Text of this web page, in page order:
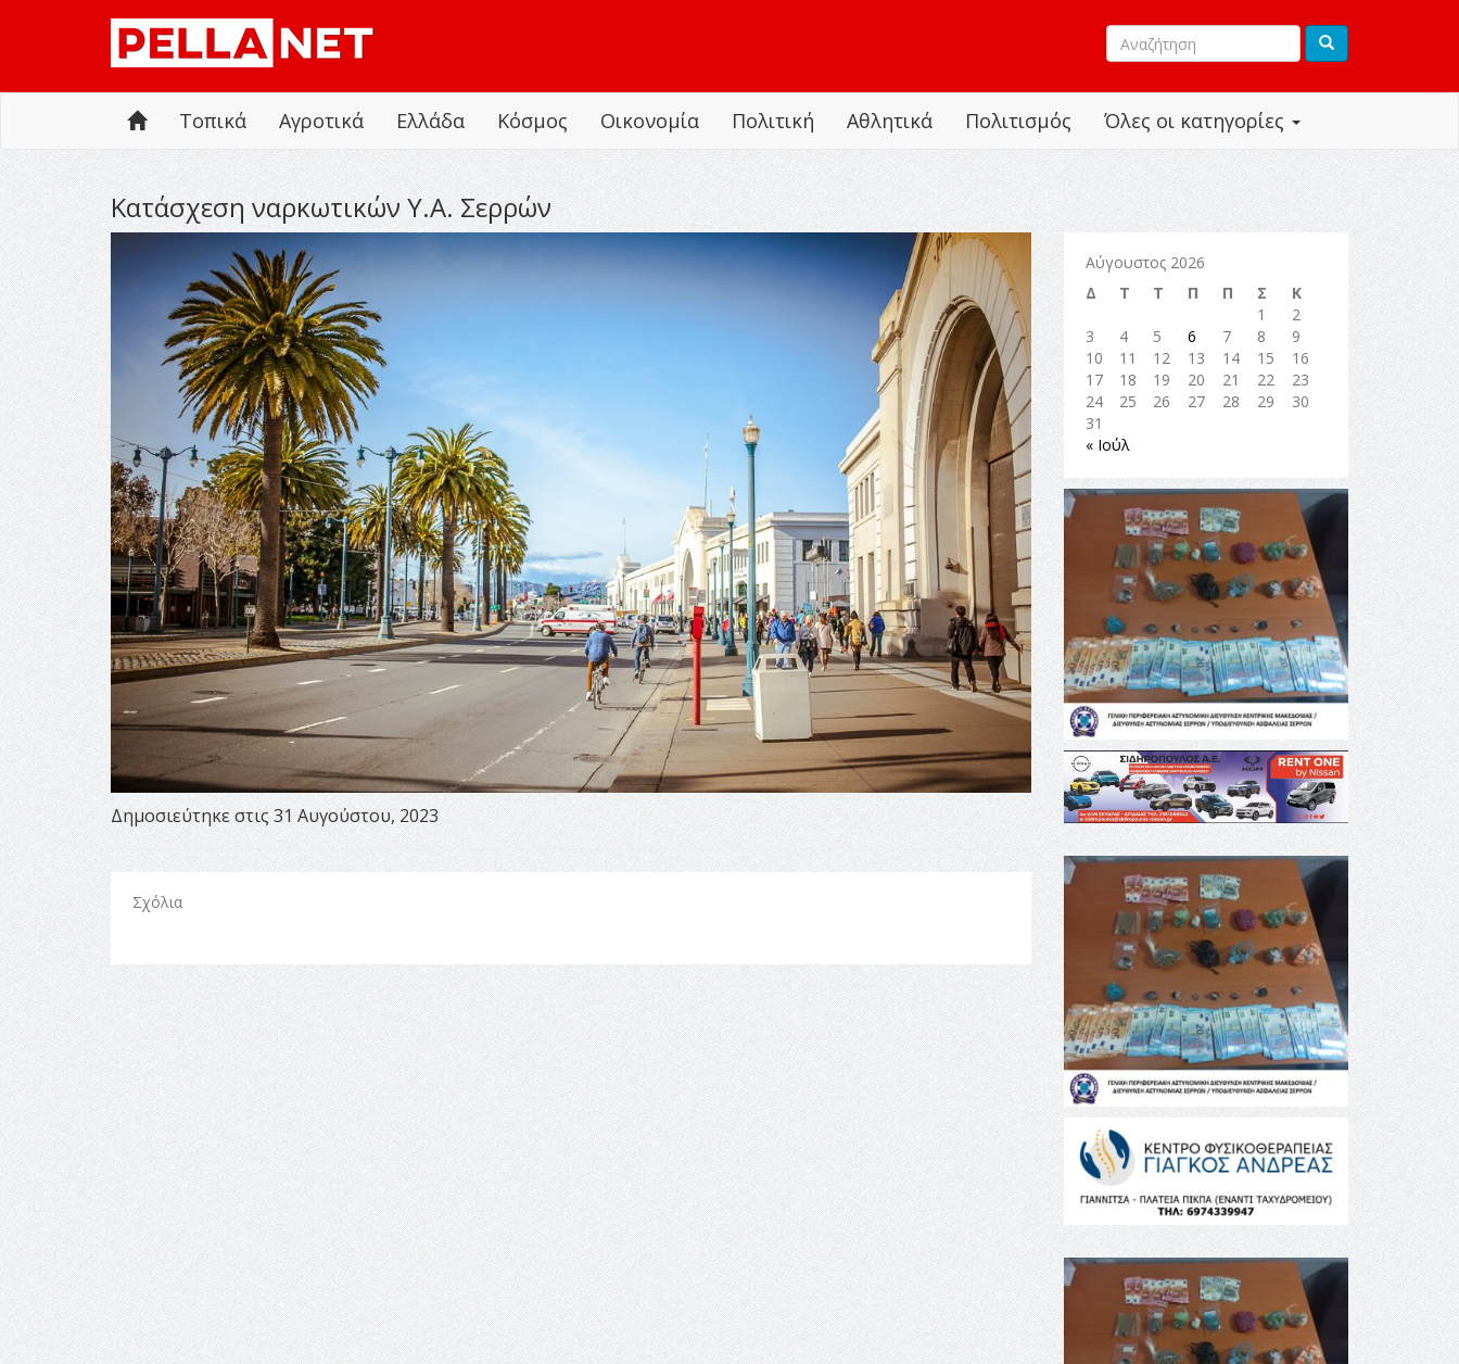
Όλες οι κατηγορίες
Τοπικά Αγροτικά Ελλάδα Κόσμος Οικονομία Πολιτική Αθλητικά Πολιτισμός
Κατάσχεση ναρκωτικών Υ.Α. Σερρών
Δημοσιεύτηκε στις 31 Αυγούστου, 2023
Σχόλια
Αύγουστος 2026
Δ
Τ Τ Π Π Σ
Κ
1
2
3
4 5 6 7 8
9
10
11 12 13 14 15
16
17
18 19 20 21 22
23
24
25 26 27 28 29
30
31
« Ιούλ